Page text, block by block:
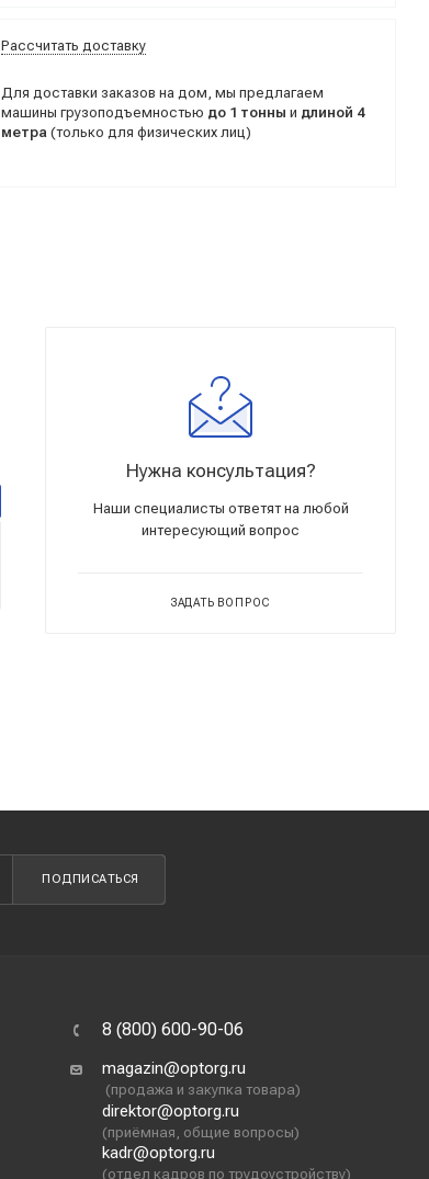
Рассчитать доставку
Для доставки заказов на дом, мы предлагаем
машины грузоподъемностью до 1 тонны и длиной 4
метра (только для физических лиц)
Нужна консультация?
Наши специалисты ответят на любой
интересующий вопрос
ЗАДАТЬ ВОПРОС
ПОДПИСАТЬСЯ
8 (800) 600-90-06
magazin@optorg.ru
(продажа и закупка товара)
direktor@optorg.ru
(приёмная, общие вопросы)
kadr@optorg.ru
(отдел кадров по трудоустройству)